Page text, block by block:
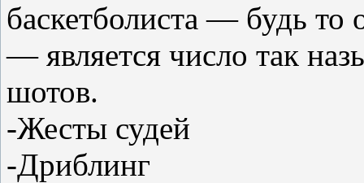
баскетболиста — будь то
— является число так
шотов.
-Жесты судей
-Дриблинг